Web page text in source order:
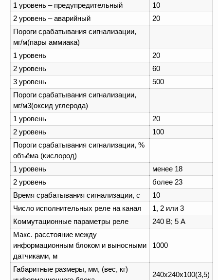
1 уровень – предупредительный
10
2 уровень – аварийный
20
Пороги срабатывания сигнализации,
мг/м(пары аммиака)
1 уровень
20
2 уровень
60
3 уровень
500
Пороги срабатывания сигнализации,
мг/м3(оксид углерода)
1 уровень
20
2 уровень
100
Пороги срабатывания сигнализации, %
объёма (кислород)
1 уровень
менее 18
2 уровень
более 23
Время срабатывания сигнализации, с
10
Число исполнительных реле на канал
1, 2 или 3
Коммутационные параметры реле
240 В; 5 А
Макс. расстояние между
информационным блоком и выносными
датчиками, м
1000
Габаритные размеры, мм, (вес, кг)
240х240х100(3,5)